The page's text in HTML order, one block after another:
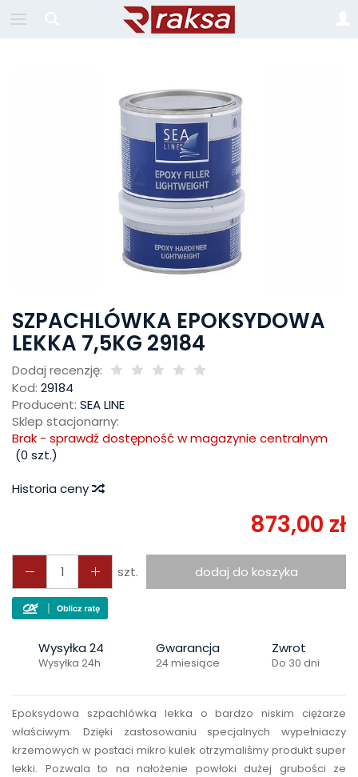
SZPACHLÓWKA EPOKSYDOWA
LEKKA 7,5KG 29184
Dodaj recenzję:
Kod: 29184
Producent: SEA LINE
Sklep stacjonarny:
Brak - sprawdź dostępność w magazynie centralnym
(0 szt.)
Historia ceny
873,00 zł
szt. dodaj do koszyka
Wysyłka 24
Wysyłka 24h
Gwarancja
24 miesiące
Zwrot
Do 30 dni
Epoksydowa szpachlówka lekka o bardzo niskim ciężarze
właściwym. Dzięki zastosowaniu specjalnych wypełniaczy
krzemowych w postaci mikro kulek otrzymaliśmy produkt super
lekki. Pozwala to na nałożenie powłoki dużej grubości ze